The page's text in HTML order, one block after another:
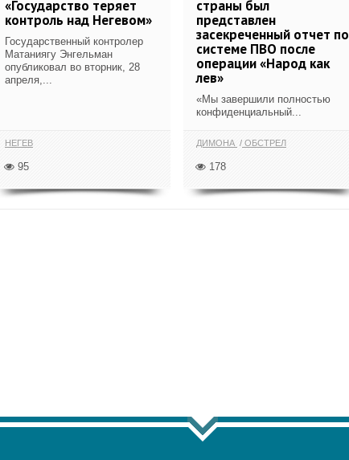
«Государство теряет
контроль над Негевом»
Государственный контролер
Матаниягу Энгельман
опубликовал во вторник, 28
апреля,...
НЕГЕВ
95
страны был
представлен
засекреченный отчет по
системе ПВО после
операции «Народ как
лев»
«Мы завершили полностью
конфиденциальный...
ДИМОНА ОБСТРЕЛ
178